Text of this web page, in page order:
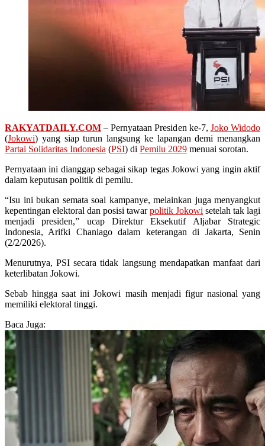
RAKYATDAILY.COM – Pernyataan Presiden ke-7, Joko Widodo
(Jokowi) yang siap turun langsung ke lapangan demi menangkan
Partai Solidaritas Indonesia (PSI) di Pemilu 2029 menuai sorotan.
Pernyataan ini dianggap sebagai sikap tegas Jokowi yang ingin aktif
dalam keputusan politik di pemilu.
“Isu ini bukan semata soal kampanye, melainkan juga menyangkut
kepentingan elektoral dan posisi tawarpolitik Jokowi setelah tak lagi
menjadi presiden,” ucap Direktur Eksekutif Aljabar Strategic
Indonesia, Arifki Chaniago dalam keterangan di Jakarta, Senin
(2/2/2026).
Menurutnya, PSI secara tidak langsung mendapatkan manfaat dari
keterlibatan Jokowi.
Sebab hingga saat ini Jokowi masih menjadi figur nasional yang
memiliki elektoral tinggi.
Baca Juga: